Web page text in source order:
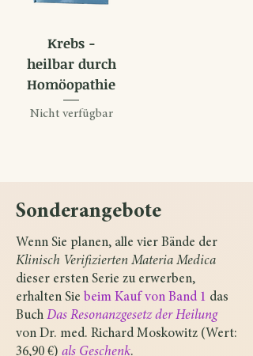
Krebs -
heilbar durch
Homöopathie
Nicht verfügbar
Sonderangebote
Wenn Sie planen, alle vier Bände der
Klinisch Verifizierten Materia Medica
dieser ersten Serie zu erwerben,
erhalten Sie beim Kauf von Band 1 das
Buch Das Resonanzgesetz der Heilung
von Dr. med. Richard Moskowitz (Wert:
36,90 €) als Geschenk.